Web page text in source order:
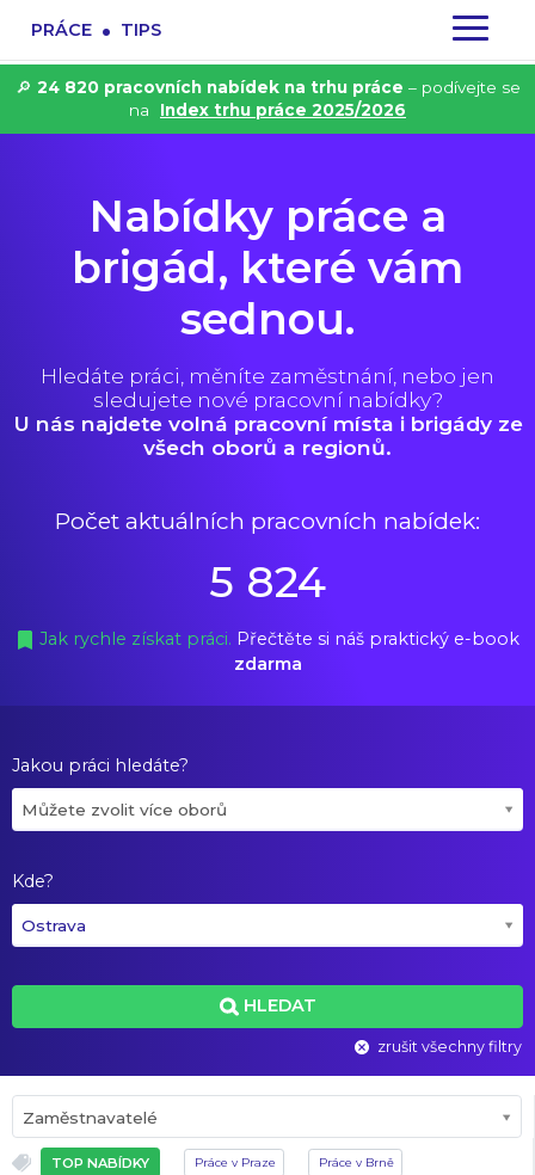
PRÁCE . TIPS
🔎 24 820 pracovních nabídek na trhu práce – podívejte se
na
Index trhu práce 2025/2026
Nabídky práce a
brigád, které vám
sednou.
Hledáte práci, měníte zaměstnání, nebo jen
sledujete nové pracovní nabídky?
U nás najdete volná pracovní místa i brigády ze
všech oborů a regionů.
Počet aktuálních pracovních nabídek:
5 824
Jak rychle získat práci. Přečtěte si náš praktický e-book
zdarma
Jakou práci hledáte?
Můžete zvolit více oborů
Kde?
Ostrava
HLEDAT
zrušit všechny filtry
Zaměstnavatelé
TOP NABÍDKY Práce v Praze Práce v Brně